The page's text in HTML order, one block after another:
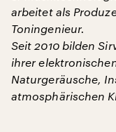
arbeitet als
Toningenieur.
Seit 2010 bilden
ihrer
Naturgeräusche,
atmosphärischen